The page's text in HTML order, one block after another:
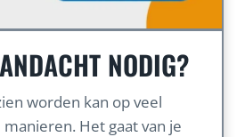
NODIG?
worden kan op veel
Het gaat van je